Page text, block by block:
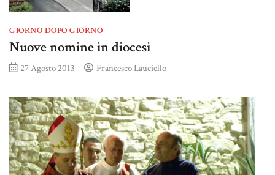
GIORNO DOPO GIORNO
Nuove nomine in diocesi
27 Agosto 2013 Francesco Lauciello